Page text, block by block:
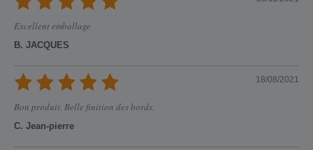
Excellent emballage
B. JACQUES
18/08/2021
Bon produit. Belle finition des bords.
C. Jean-pierre